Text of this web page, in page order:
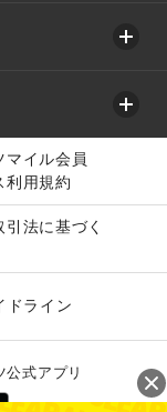
マイル会員
利用規約
法に基づく
ドライン
公式アプリ